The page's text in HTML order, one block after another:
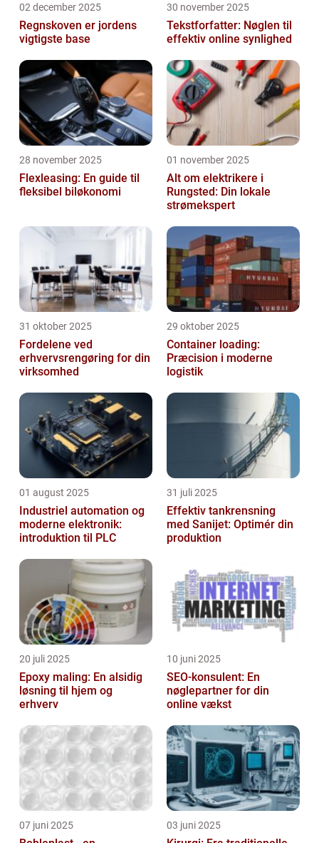
02 december 2025
Regnskoven er jordens
vigtigste base
30 november 2025
Tekstforfatter: Nøglen til
effektiv online synlighed
28 november 2025
Flexleasing: En guide til
fleksibel biløkonomi
01 november 2025
Alt om elektrikere i
Rungsted: Din lokale
strømekspert
31 oktober 2025
Fordelene ved
erhvervsrengøring for din
virksomhed
29 oktober 2025
Container loading:
Præcision i moderne
logistik
01 august 2025
Industriel automation og
moderne elektronik:
introduktion til PLC
31 juli 2025
Effektiv tankrensning
med Sanijet: Optimér din
produktion
20 juli 2025
Epoxy maling: En alsidig
løsning til hjem og
erhverv
10 juni 2025
SEO-konsulent: En
nøglepartner for din
online vækst
07 juni 2025 03 juni 2025